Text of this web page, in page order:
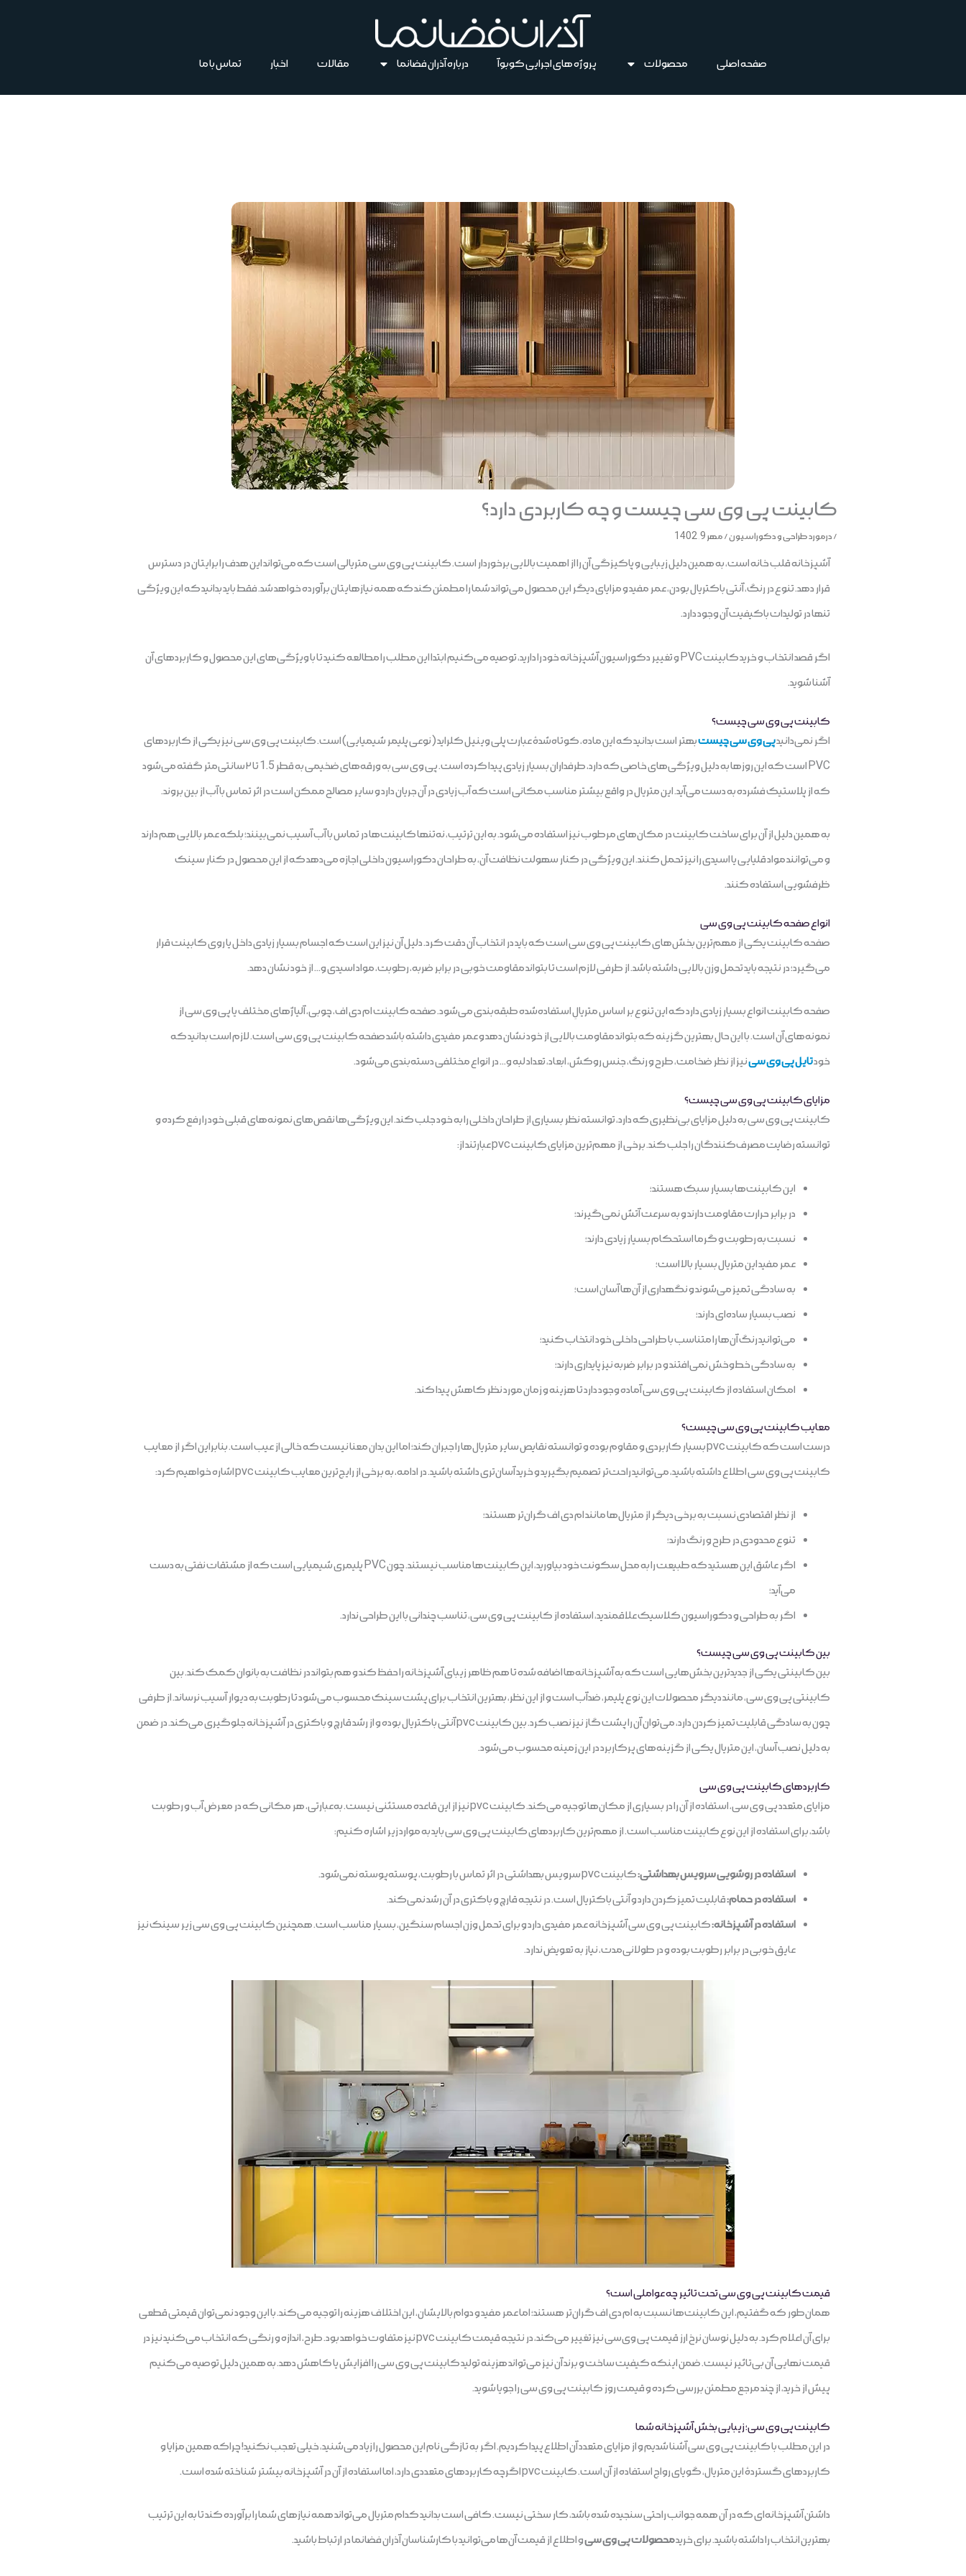
صفحه اصلی
محصولات پروژه های اجرایی کوبوآ درباره آذران فضانما مقالات اخبار تماس با ما
کابینت پی وی سی چیست و چه کاربردی دارد؟
/درمورد طراحی و دکوراسیون/مهر 9, 1402
آشپزخانه قلب خانه است، به همین دلیل زیبایی و پاکیزگی آن را از اهمیت بالایی برخوردار است. کابینت پی وی سی متریالی است که می‌تواند این هدف را برایتان در دسترس
قرار دهد. تنوع در رنگ، آنتی باکتریال بودن، عمر‌ مفید و مزایای دیگر این محصول می‌تواند شما را مطمئن کند که همه‌ نیازهایتان برآورده خواهد شد. فقط باید بدانید که این ویژگی
تنها در تولیدات باکیفیت آن وجود دارد.
اگر قصد انتخاب و خرید کابینت PVC و تغییر دکوراسیون آشپزخانه خود را دارید، توصیه می‌کنیم ابتدا این مطلب را مطالعه کنید تا با ویژگی‌های این محصول و کاربردهای آن
آشنا شوید.
کابینت پی وی سی چیست؟
اگر نمی‌دانیدپی وی سی چیستبهتر است بدانید که این ماده، کوتاه‌شدۀ عبارت پلی وینیل کلراید (نوعی پلیمر شیمیایی) است. کابینت پی وی سی نیز یکی از کاربردهای
PVC است که این روزها به دلیل ویژگی‌های خاصی که دارد، طرفداران بسیار زیادی پیدا کرده است‌.‌ پی وی سی به ورقه‌های ضخیمی به قطر 1.5 تا ۲ سانتی‌متر گفته می‌شود
که از پلاستیک فشرده به دست می‌آید. این متریال در واقع بیشتر مناسب مکانی است که آب زیادی در آن جریان دارد و سایر مصالح‌ ممکن است در اثر تماس با آب از بین بروند.
به همین دلیل از آن برای ساخت کابینت در مکان‌های مرطوب نیز استفاده می‌شود.‌ به این ترتیب، نه‌تنها کابینت‌ها در تماس با آب آسیب نمی‌بینند؛ بلکه عمر بالایی هم دارند
و می‌توانند مواد قلیایی یا اسیدی را نیز تحمل کنند. این ویژگی در کنار سهولت نظافت آن، به طراحان دکوراسیون داخلی اجازه می‌دهد که از این‌ محصول در کنار سینک
ظرفشویی استفاده کنند.
انواع صفحه کابینت پی وی سی
صفحه کابینت یکی از مهم‌ترین بخش‌های کابینت پی وی سی است که باید در انتخاب آن دقت کرد. دلیل آن نیز این است که اجسام بسیار زیادی داخل یا روی کابینت قرار
می‌گیرد؛ در نتیجه باید تحمل وزن بالایی داشته باشد. از طرفی لازم است تا بتواند مقاومت خوبی در برابر ضربه، رطوبت‌، مواد اسیدی و… از خود نشان دهد.
صفحه کابینت انواع بسیار زیادی دارد که این تنوع بر اساس متریالِ استفاده‌شده طبقه‌بندی می‌شود‌. صفحه کابینت ام دی اف، چوبی، آلیاژهای مختلف یا پی وی سی از
نمونه‌های آن است. با این حال بهترین گزینه که بتواند مقاومت بالایی از خود نشان دهد و عمر مفیدی داشته باشد صفحه کابینت پی وی سی است. لازم است بدانید که
خودتایل پی وی سینیز از نظر ضخامت، طرح و رنگ، جنس روکش، ابعاد، تعداد لبه و… در انواع مختلفی دسته‌بندی می‌شود.
مزایای کابینت پی وی سی چیست؟
کابینت پی وی سی به دلیل مزایای بی‌نظیری که دارد، توانسته نظر بسیاری از طراحان داخلی را به خود جلب‌ کند. این‌ ویژگی‌ها نقص‌های نمونه‌های قبلی خود را رفع کرده و
توانسته رضایت مصرف‌کنندگان را جلب کند. برخی از مهم‌ترین مزایای کابینت pvc عبارتند از:
این کابینت‌ها بسیار سبک هستند؛
در برابر حرارت مقاومت دارند و به سرعت آتش نمی‌گیرند؛
نسبت به رطوبت و گرما استحکام بسیار زیادی دارند؛
عمر مفید این‌ متریال بسیار بالا است؛
به سادگی تمیز‌ می‌شوند و نگهداری از آن‌ها آسان است؛
نصب بسیار ساده‌ای دارند؛
می‌توانید رنگ‌ آن‌ها را متناسب با طراحی داخلی خود انتخاب‌ کنید؛
به سادگی خط‌وخش نمی‌افتند و در برابر ضربه نیز پایداری دارند؛
امکان استفاده از کابینت پی وی سی آماده وجود دارد تا هزینه و زمان مورد نظر کاهش پیدا‌ کند.
معایب کابینت پی وی سی چیست؟
درست است که کابینت pvc بسیار کاربردی و مقاوم بوده و توانسته نقایص سایر متریال‌ها را جبران کند؛ اما این بدان معنا نیست که خالی از عیب است. بنابراین اگر از معایب
کابینت پی وی سی اطلاع داشته باشید، می‌توانید راحت‌تر تصمیم بگیرید و خرید آسان‌تری داشته باشید. در ادامه، به برخی از رایج‌ترین معایب کابینت pvc اشاره خواهیم کرد:
از نظر اقتصادی نسبت به برخی دیگر از متریال‌ها مانند ام دی اف گران‌تر هستند؛
تنوع محدودی در طرح و رنگ دارند؛
اگر عاشق این هستید که طبیعت را به محل سکونت خود بیاورید، این کابینت‌ها مناسب نیستند. چون PVC پلیمری شیمیایی است که از مشتقات نفتی به دست
می‌آید؛
اگر به طراحی و دکوراسیون کلاسیک علاقمندید، استفاده از کابینت پی وی سی، تناسب چندانی با این طراحی ندارد.
بین کابینت پی وی سی چیست؟
بین کابینتی یکی از جدیدترین بخش‌هایی است که به آشپزخانه‌ها اضافه شده تا هم ظاهر زیبای آشپزخانه را حفظ کند و هم بتواند در نظافت به بانوان کمک کند.‌ بین
کابینتی پی وی سی، مانند دیگر محصولات این نوع پلیمر، ضدآب است و از این نظر، بهترین انتخاب برای پشت سینک محسوب می‌شود تا رطوبت به دیوار آسیب نرساند. از طرفی
چون به سادگی قابلیت تمیز کردن دارد، می‌توان آن را پشت گاز نیز نصب کرد. بین کابینت pvc آنتی باکتریال بوده و از رشد قارچ و باکتری در آشپزخانه جلوگیری می‌کند. در ضمن
به دلیل نصب آسان، این متریال یکی از گزینه‌های پرکاربرد در این زمینه محسوب می‌شود.
کاربردهای کابینت پی وی سی
مزایای متعدد پی وی سی، استفاده از آن را در بسیاری از مکان‌ها توجیه می‌کند. کابینت pvc نیز از این قاعده مستثنی نیست. به‌عبارتی، هر مکانی که در معرض آب و رطوبت
باشد، برای استفاده از این نوع کابینت مناسب است. از مهم‌ترین کاربردهای کابینت پی وی سی باید به موارد زیر اشاره کنیم:
استفاده در روشویی سرویس بهداشتی:کابینت pvc سرویس بهداشتی در اثر تماس با رطوبت، پوسته‌پوسته نمی‌شود.
استفاده در حمام:قابلیت‌ تمیز کردن دارد و آنتی باکتریال است. در نتیجه قارچ و باکتری در آن رشد نمی‌کند.
استفاده در آشپزخانه:کابینت پی وی سی آشپزخانه عمر مفیدی دارد و برای تحمل وزن اجسام سنگین، بسیار مناسب است. همچنین کابینت پی وی سی زیر سینک نیز
عایق خوبی در برابر رطوبت بوده و در طولانی‌مدت، نیاز به تعویض ندارد.
قیمت کابینت پی وی سی تحت تاثیر چه عواملی است؟
همان‌طور که گفتیم، این کابینت‌ها نسبت به ام دی اف گران‌تر هستند؛ اما عمر مفید و دوام بالایشان، این اختلاف هزینه را توجیه می‌کند. با این وجود نمی‌توان قیمتی قطعی
برای آن اعلام‌ کرد. به دلیل نوسان نرخ ارز‌ قیمت پی وی‌سی نیز تغییر می‌کند، در نتیجه قیمت کابینت pvc نیز متفاوت خواهد بود‌. طرح، اندازه و رنگی که انتخاب می‌کنید نیز در
قیمت نهایی آن بی‌تاثیر نیست. ضمن اینکه کیفیت ساخت و برند آن نیز می‌تواند هزینه تولید کابینت پی وی سی را افزایش یا کاهش دهد. به همین دلیل توصیه می‌کنیم
پیش از خرید، از چند مرجع مطمئن بررسی کرده و قیمت روز کابینت پی وی سی را جویا شوید.
کابینت پی وی سی؛ زیبایی بخش آشپزخانه شما
در این مطلب با کابینت پی وی سی آشنا شدیم و از مزایای متعدد آن اطلاع پیدا کردیم. اگر به تازگی نام این محصول را زیاد می‌شنید، خیلی تعجب نکنید! چراکه همین مزایا و
کاربردهای گستردۀ این متریال، گویای رواج استفاده از آن است. کابینت pvc اگرچه کاربردهای متعددی دارد، اما استفاده از آن در آشپزخانه بیشتر شناخته شده است.
داشتن آشپزخانه‌ای‌ که در آن همه جوانب راحتی سنجیده شده باشد، کار سختی نیست. کافی است بدانید کدام متریال می‌تواند همه نیازهای شما را برآورده کند تا به این ترتیب
بهترین‌ انتخاب را داشته باشید. برای خریدمحصولات پی وی سیو اطلاع از قیمت آن‌ها می‌توانید با کارشناسان آذران فضانما در ارتباط باشید.